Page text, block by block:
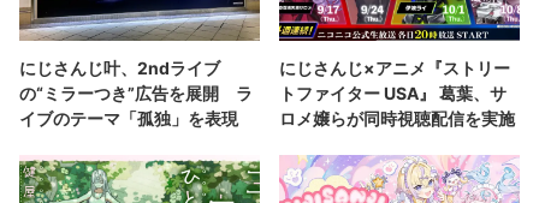
にじさんじ叶、2ndライブ
の“ミラーつき”広告を展開 ラ
イブのテーマ「孤独」を表現
にじさんじ×アニメ『ストリー
トファイター USA』 葛葉、サ
ロメ嬢らが同時視聴配信を実施